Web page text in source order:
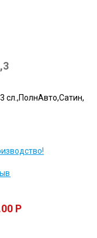
сл.,ПолнАвто,Сатин,
P